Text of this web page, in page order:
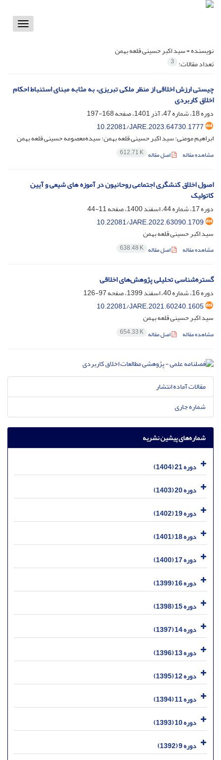
Toggle
نویسنده =سید اکبر حسینی قلعه بهمن
تعداد مقالات: 3
چیستی ارزش اخلاقی از منظر ملکی تبریزی، به مثابه مبنای استنباط احکام
اخلاق کاربردی
دوره 18، شماره 47، آذر 1401، صفحه
168-197
10.22081/JARE.2023.64730.1777
ابراهیم مومنی؛ سید اکبر حسینی قلعه بهمن؛ سیده‌معصومه حسینی قلعه بهمن
مشاهده مقاله اصل مقاله 612.71 K
اصول اخلاق کنشگری اجتماعی روحانیون در آموزه های شیعی و آیین
کاتولیک
دوره 17، شماره 44، اسفند 1400، صفحه
11-44
10.22081/JARE.2022.63090.1709
سید اکبر حسینی قلعه بهمن
مشاهده مقاله اصل مقاله 638.48 K
گستره‌شناسی تحلیلی پژوهش‌های اخلاقی
دوره 16، شماره 40، اسفند 1399، صفحه
97-126
10.22081/JARE.2021.60240.1605
سید اکبر حسینی قلعه بهمن
مشاهده مقاله اصل مقاله 654.33 K
مقالات آماده انتشار
شماره جاری
شماره‌های پیشین نشریه
دوره 21 (1404)
دوره 20 (1403)
دوره 19 (1402)
دوره 18 (1401)
دوره 17 (1400)
دوره 16 (1399)
دوره 15 (1398)
دوره 14 (1397)
دوره 13 (1396)
دوره 12 (1395)
دوره 11 (1394)
دوره 10 (1393)
دوره 9 (1392)